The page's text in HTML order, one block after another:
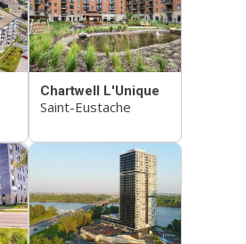
Chartwell L'Unique
Saint-Eustache